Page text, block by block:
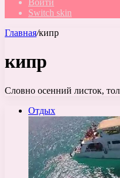
Войти
Switch skin
Главная/кипр
кипр
Словно осенний листок,
Отдых